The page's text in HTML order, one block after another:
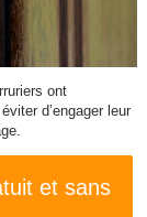
ont
d’engager leur
et sans